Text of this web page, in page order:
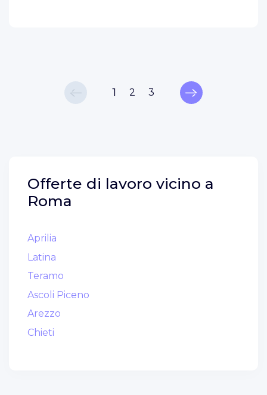
1 2 3
Offerte di lavoro vicino a
Roma
Aprilia
Latina
Teramo
Ascoli Piceno
Arezzo
Chieti